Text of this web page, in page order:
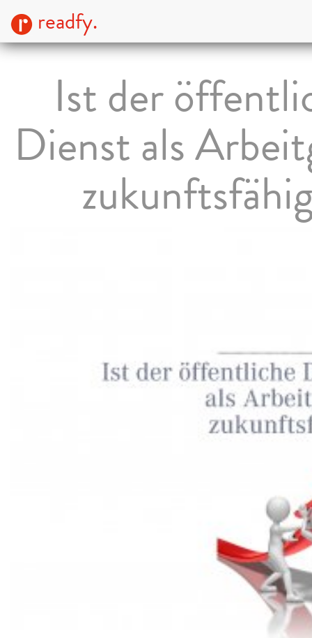
readfy.
Ist der
Dienst als